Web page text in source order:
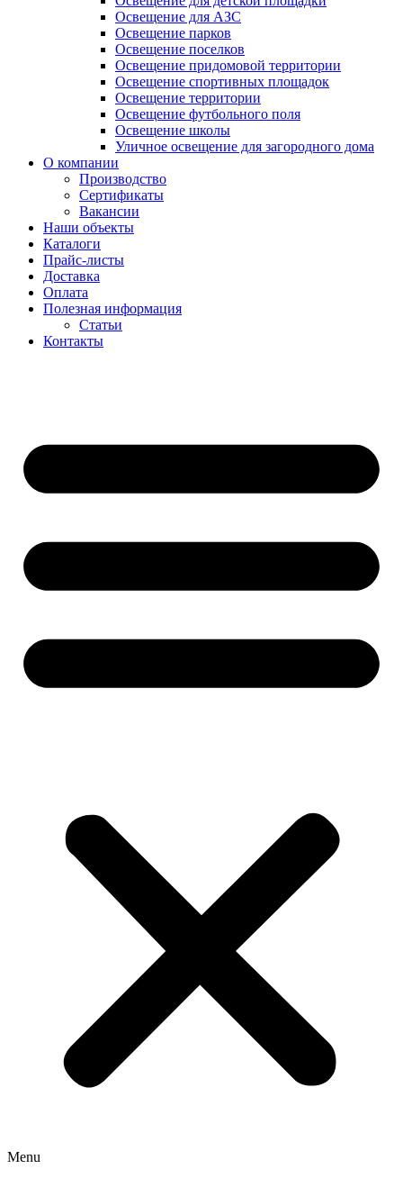
Освещение для АЗС
Освещение парков
Освещение поселков
Освещение придомовой территории
Освещение спортивных площадок
Освещение территории
Освещение футбольного поля
Освещение школы
Уличное освещение для загородного дома
О компании
Производство
Сертификаты
Вакансии
Наши объекты
Каталоги
Прайс-листы
Доставка
Оплата
Полезная информация
Статьи
Контакты
Menu